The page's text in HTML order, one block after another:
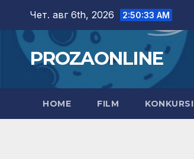
content
Чет. авг 6th, 2026 2:50:34 AM
PROZAONLINE
HOME FILM KONKURSI